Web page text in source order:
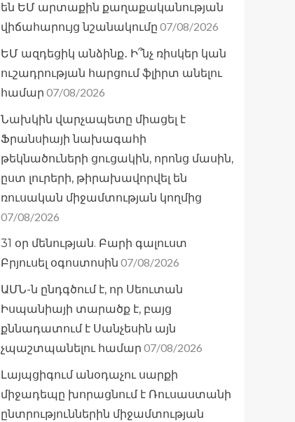
են ԵՄ արտաքին քաղաքականության
վիճահարույց նշանակումը 07/08/2026
ԵՄ ազդեցիկ անձինք․ Ի՞նչ ռիսկեր կան
ուշադրության հարցում ֆլիրտ անելու
համար 07/08/2026
Նախկին վարչապետը միացել է
Ֆրանսիայի նախագահի
թեկնածուների ցուցակին, որոնց մասին,
ըստ լուրերի, թիրախավորվել են
ռուսական միջամտության կողմից
07/08/2026
31 օր մենության. Բարի գալուստ
Բրյուսել օգոստոսին 07/08/2026
ԱՄՆ-ն ընդգծում է, որ Սեուտան
Իսպանիայի տարածք է, բայց
քննադատում է Սանչեսին այն
չպաշտպանելու համար 07/08/2026
Լայպցիգում անօդաչու սարքի
միջադեպը խորացնում է Ռուսաստանի
ընտրություններին միջամտության